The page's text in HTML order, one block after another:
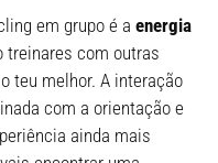
em grupo é a energia
treinares com outras
teu melhor. A interação
com a orientação e
ainda mais